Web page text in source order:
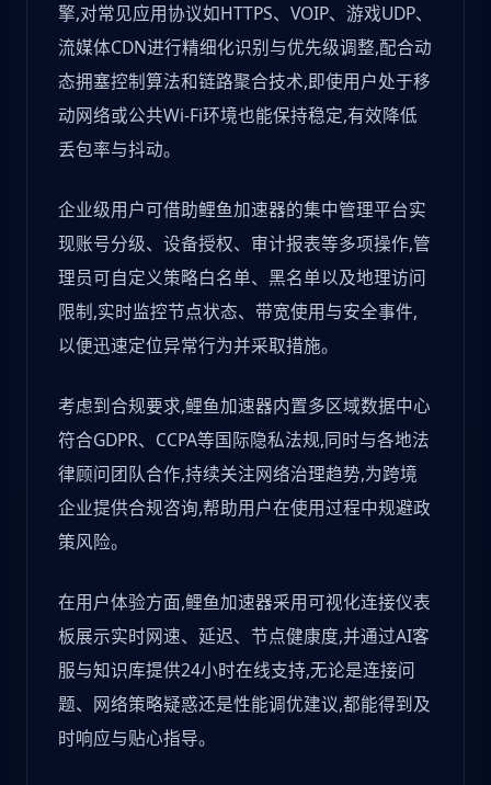
擎,对常见应用协议如HTTPS、VOIP、游戏UDP、
流媒体CDN进行精细化识别与优先级调整,配合动
态拥塞控制算法和链路聚合技术,即使用户处于移
动网络或公共Wi-Fi环境也能保持稳定,有效降低
丢包率与抖动。
企业级用户可借助鲤鱼加速器的集中管理平台实
现账号分级、设备授权、审计报表等多项操作,管
理员可自定义策略白名单、黑名单以及地理访问
限制,实时监控节点状态、带宽使用与安全事件,
以便迅速定位异常行为并采取措施。
考虑到合规要求,鲤鱼加速器内置多区域数据中心
符合GDPR、CCPA等国际隐私法规,同时与各地法
律顾问团队合作,持续关注网络治理趋势,为跨境
企业提供合规咨询,帮助用户在使用过程中规避政
策风险。
在用户体验方面,鲤鱼加速器采用可视化连接仪表
板展示实时网速、延迟、节点健康度,并通过AI客
服与知识库提供24小时在线支持,无论是连接问
题、网络策略疑惑还是性能调优建议,都能得到及
时响应与贴心指导。